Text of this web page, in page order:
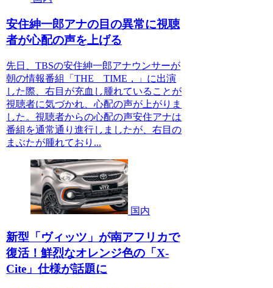
安住紳一郎アナの目の異常に視聴
者が心配の声を上げる
先日、TBSの安住紳一郎アナウンサーが
朝の情報番組「THE TIME，」に出演
した際、右目が充血し腫れていることが
視聴者に気づかれ、心配の声が上がりま
した。視聴者からの心配の声安住アナは
番組を通常通り進行しましたが、右目の
まぶたが腫れており...
国内
新型「ヴィッツ」が南アフリカで
復活！鮮烈なオレンジ色の「X-
Cite」仕様が話題に